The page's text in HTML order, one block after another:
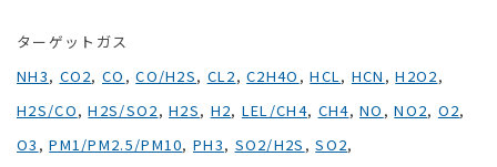
ターゲットガス
NH3, CO2,CO ,CO/H2S, CL2,C2H4O ,HCL, HCN ,H2O2,
H2S/CO,H2S/SO2,H2S, H2, LEL/CH4, CH4,NO ,NO2, O2,
O3 ,PM1/PM2.5/PM10,PH3, SO2/H2S ,SO2,